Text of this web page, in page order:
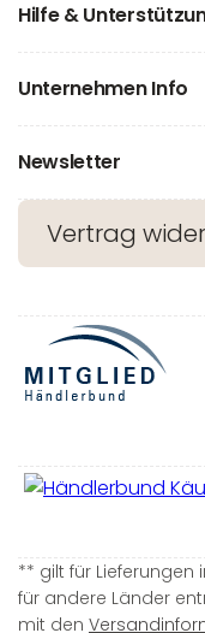
Hilfe &
Unternehmen Info
Newsletter
Vertrag
** gilt für Lieferungen
für andere Länder
mit den